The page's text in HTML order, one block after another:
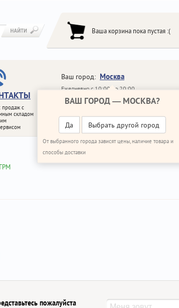
Ваша корзина пока пустая :(
с
складом
Ваш город: Москва
ВАШ ГОРОД — МОСКВА?
Да Выбрать другой город
От выбранного города зависят цены, наличие товара и
способы доставки
Ежедневно с 10:00 до 20:00
+7 (495) 648-64-30
ПЕРЕЗВОНИТЬ МНЕ
пожалуйста